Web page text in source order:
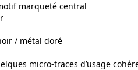
marqueté central
/ métal doré
micro-traces d’usage